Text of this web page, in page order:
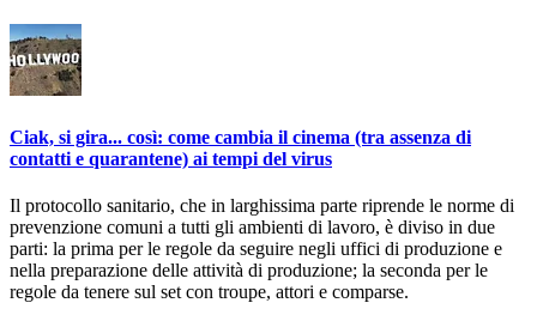
Ciak, si gira... così: come cambia il cinema (tra assenza di
contatti e quarantene) ai tempi del virus
Il protocollo sanitario, che in larghissima parte riprende le norme di
prevenzione comuni a tutti gli ambienti di lavoro, è diviso in due
parti: la prima per le regole da seguire negli uffici di produzione e
nella preparazione delle attività di produzione; la seconda per le
regole da tenere sul set con troupe, attori e comparse.